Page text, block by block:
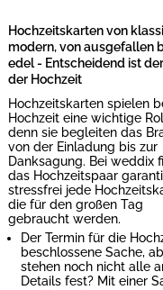
Hochzeitskarten von
modern, von ausgefallen
edel - Entscheidend ist
der Hochzeit
Hochzeitskarten spielen
Hochzeit eine wichtige
denn sie begleiten das
von der Einladung bis zur
Danksagung. Bei weddix
das Hochzeitspaar
stressfrei jede
die für den großen Tag
gebraucht werden.
Der Termin für die
beschlossene Sache,
stehen noch nicht alle
Details fest? Mit einer